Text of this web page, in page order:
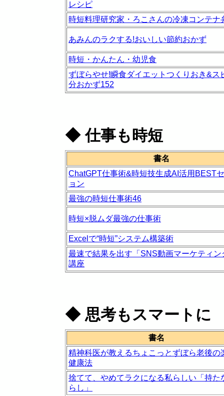
レシピ
時短料理研究家・ろこさんの冷凍コンテナ
あみんのラクする!おいしい節約おかず
時短・かんたん・幼児食
ずぼらやせ!瞬食ダイエットつくりおき&ス
分おかず152
◆仕事も時短
書名
ChatGPT仕事術&時短技生成AI活用BEST
ョン
最強の時短仕事術46
時短×脱ムダ最強の仕事術
Excelで“時短”システム構築術
最速で結果を出す「SNS動画マーケティン
講座
◆ 思考もスマートに
書名
精神科医が教えるちょこっとずぼら老後の
健康法
捨てて、やめてラクになる私らしい「持た
らし」